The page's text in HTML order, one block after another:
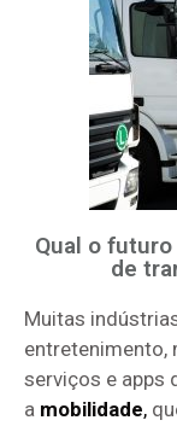
Qual o
de
Muitas
entretenimento,
serviços e apps
a mobilidade,